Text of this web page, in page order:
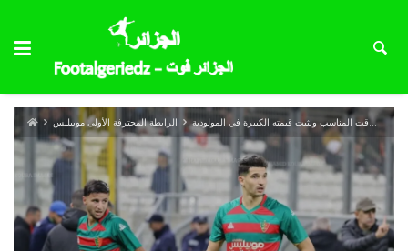
الرابطة المحترفة الأولى موبيليس فرحات ينتفض في الوقت المناسب ويثبت قيمته الكبيرة في المولودية